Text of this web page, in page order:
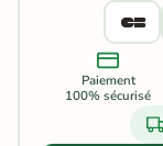
Paiement
100% sécurisé